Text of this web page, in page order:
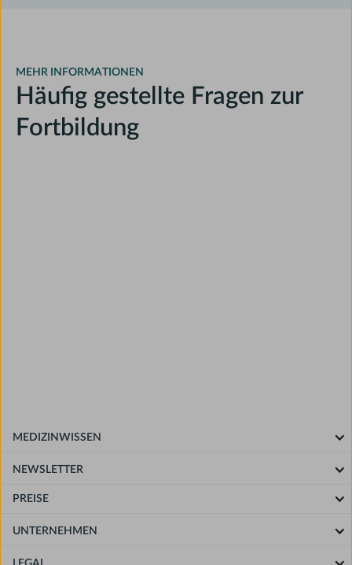
MEHR INFORMATIONEN
Häufig gestellte Fragen zur
Fortbildung
Möglichkeit, den AMBOSS-Zugang zu verlängern,
MEDIZINWISSEN
NEWSLETTER
PREISE
UNTERNEHMEN